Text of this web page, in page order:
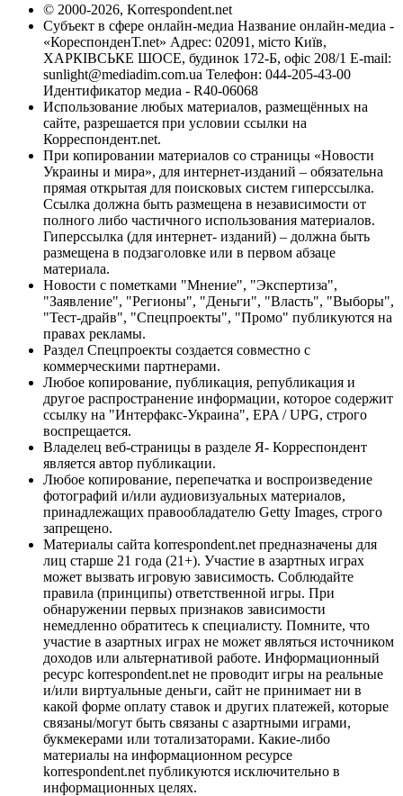
© 2000-2026, Korrespondent.net
Субъект в сфере онлайн-медиа Название онлайн-медиа -
«КореспонденТ.net» Адрес: 02091, місто Київ,
ХАРКІВСЬКЕ ШОСЕ, будинок 172-Б, офіс 208/1 E-mail:
sunlight@mediadim.com.ua Телефон: 044-205-43-00
Идентификатор медиа - R40-06068
Использование любых материалов, размещённых на
сайте, разрешается при условии ссылки на
Корреспондент.net.
При копировании материалов со страницы «Новости
Украины и мира», для интернет-изданий – обязательна
прямая открытая для поисковых систем гиперссылка.
Ссылка должна быть размещена в независимости от
полного либо частичного использования материалов.
Гиперссылка (для интернет- изданий) – должна быть
размещена в подзаголовке или в первом абзаце
материала.
Новости с пометками "Мнение", "Экспертиза",
"Заявление", "Регионы", "Деньги", "Власть", "Выборы",
"Тест-драйв", "Спецпроекты", "Промо" публикуются на
правах рекламы.
Раздел Спецпроекты создается совместно с
коммерческими партнерами.
Любое копирование, публикация, републикация и
другое распространение информации, которое содержит
ссылку на "Интерфакс-Украина", EPA / UPG, строго
воспрещается.
Владелец веб-страницы в разделе Я- Корреспондент
является автор публикации.
Любое копирование, перепечатка и воспроизведение
фотографий и/или аудиовизуальных материалов,
принадлежащих правообладателю Getty Images, строго
запрещено.
Материалы сайта korrespondent.net предназначены для
лиц старше 21 года (21+). Участие в азартных играх
может вызвать игровую зависимость. Соблюдайте
правила (принципы) ответственной игры. При
обнаружении первых признаков зависимости
немедленно обратитесь к специалисту. Помните, что
участие в азартных играх не может являться источником
доходов или альтернативой работе. Информационный
ресурс korrespondent.net не проводит игры на реальные
и/или виртуальные деньги, сайт не принимает ни в
какой форме оплату ставок и других платежей, которые
связаны/могут быть связаны с азартными играми,
букмекерами или тотализаторами. Какие-либо
материалы на информационном ресурсе
korrespondent.net публикуются исключительно в
информационных целях.